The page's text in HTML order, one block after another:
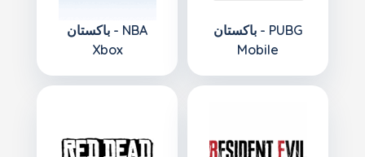
باكستان - NBA
Xbox
باكستان - PUBG
Mobile